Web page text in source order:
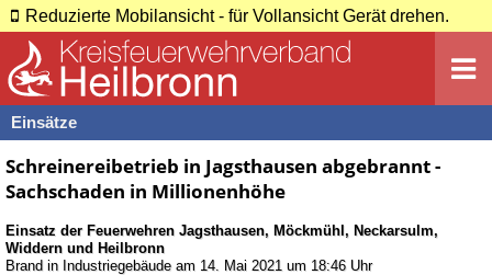
Reduzierte Mobilansicht - für Vollansicht Gerät drehen.
Einsätze
Schreinereibetrieb in Jagsthausen abgebrannt -
Sachschaden in Millionenhöhe
Einsatz der Feuerwehren Jagsthausen, Möckmühl, Neckarsulm,
Widdern und Heilbronn
Brand in Industriegebäude am 14. Mai 2021 um 18:46 Uhr